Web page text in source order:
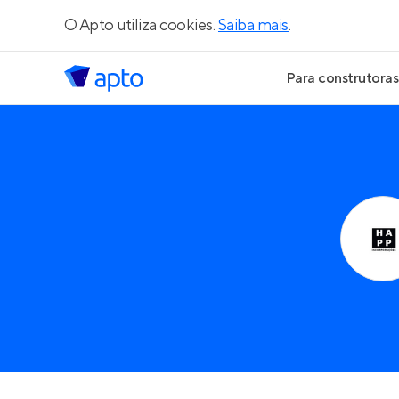
O Apto utiliza cookies.Saiba mais.
Para construtoras
Geração de
Maiores
Anunciar